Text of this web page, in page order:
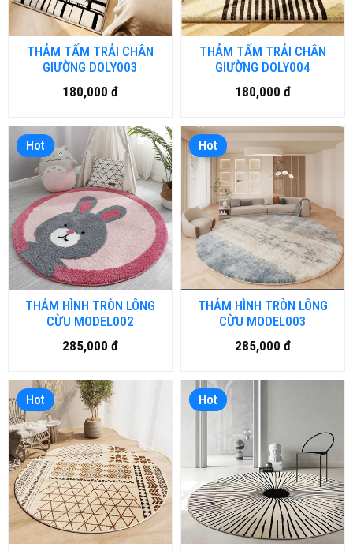
THẢM TẤM TRẢI CHÂN
GIƯỜNG DOLY003
180,000 đ
THẢM TẤM TRẢI CHÂN
GIƯỜNG DOLY004
180,000 đ
Hot
THẢM HÌNH TRÒN LÔNG
CỪU MODEL002
285,000 đ
Hot
THẢM HÌNH TRÒN LÔNG
CỪU MODEL003
285,000 đ
Hot Hot